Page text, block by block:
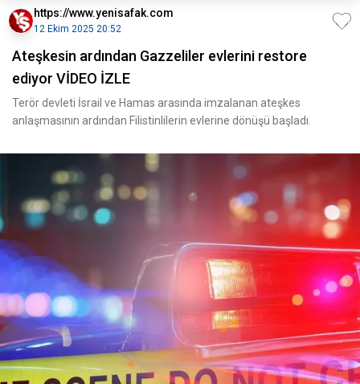
https://www.yenisafak.com
12 Ekim 2025 20:52
Ateşkesin ardından Gazzeliler evlerini restore
ediyor VİDEO İZLE
Terör devleti İsrail ve Hamas arasında imzalanan ateşkes
anlaşmasının ardından Filistinlilerin evlerine dönüşü başladı.